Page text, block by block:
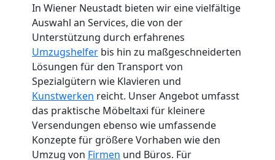
In Wiener Neustadt bieten wir eine vielfältige
Auswahl an Services, die von der
Unterstützung durch erfahrenes
Umzugshelfer bis hin zu maßgeschneiderten
Lösungen für den Transport von
Spezialgütern wie Klavieren und
Kunstwerken reicht. Unser Angebot umfasst
das praktische Möbeltaxi für kleinere
Versendungen ebenso wie umfassende
Konzepte für größere Vorhaben wie den
Umzug von Firmen und Büros. Für